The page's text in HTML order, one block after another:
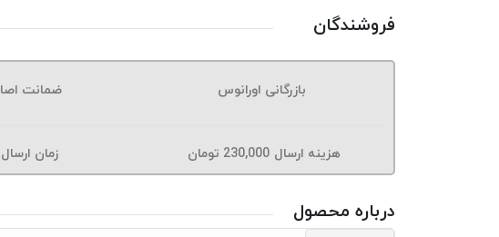
فروشندگان
بازرگانی اورانوس ضمانت
هزینه ارسال 230,000 تومان زمان ارسال
درباره محصول